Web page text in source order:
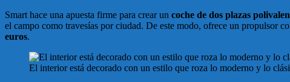
Smart hace una apuesta firme para crear un coche de dos plazas
el campo como travesías por ciudad. De este modo, ofrece un propulsor
euros.
El interior está decorado con un estilo que roza lo moderno y lo